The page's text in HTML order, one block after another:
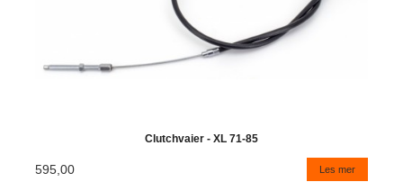
Clutchvaier - XL 71-85
595,00 Les mer